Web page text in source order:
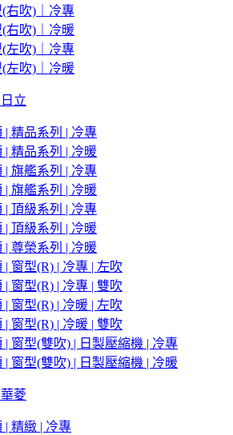
(右吹)｜冷專
(右吹)｜冷暖
(左吹)｜冷專
(左吹)｜冷暖
立
| 精品系列 | 冷專
| 精品系列 | 冷暖
| 旗艦系列 | 冷專
| 旗艦系列 | 冷暖
| 頂級系列 | 冷專
| 頂級系列 | 冷暖
| 尊榮系列 | 冷暖
| 窗型(R) | 冷專 | 左吹
| 窗型(R) | 冷專 | 雙吹
| 窗型(R) | 冷暖 | 左吹
| 窗型(R) | 冷暖 | 雙吹
| 窗型(雙吹) | 日製壓縮機 | 冷專
| 窗型(雙吹) | 日製壓縮機 | 冷暖
菱
| 精緻 | 冷專